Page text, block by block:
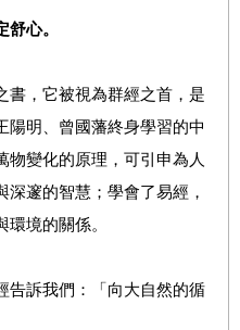
心。
，它被視為群經之首，是
陽明、曾國藩終身學習的中
物變化的原理，可引申為人
邃的智慧；學會了易經，
境的關係。
訴我們：「向大自然的循